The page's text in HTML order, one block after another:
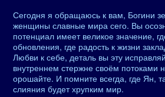
Сегодня я обращаюсь к вам, Богини
женщины славные мира сего. Вы
потенциал имеет великое значение,
обновления, где радость к жизни
Любви к себе, деталь вы эту
внутреннем стержне своём потоками
орошайте. И помните всегда, где Ян,
слияния будет хрупким мир.